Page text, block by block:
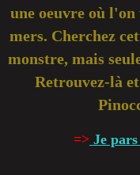
une oeuvre où l'on
mers. Cherchez
monstre, mais
Retrouvez-là
=> Je